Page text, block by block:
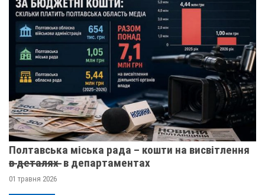
Полтавська міська рада – кошти на висвітлення
в̶ ̶д̶е̶т̶а̶л̶я̶х̶ ̶ в департаментах
01 травня 2026